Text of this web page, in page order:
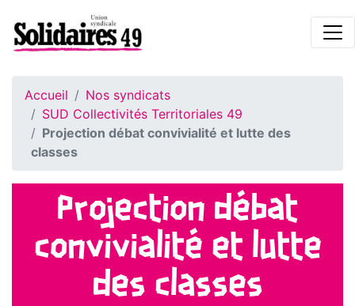
Accueil
Nos syndicats
SUD Collectivités Territoriales 49
Projection débat convivialité et lutte des
classes
Projection débat
convivialité et lutte
des classes